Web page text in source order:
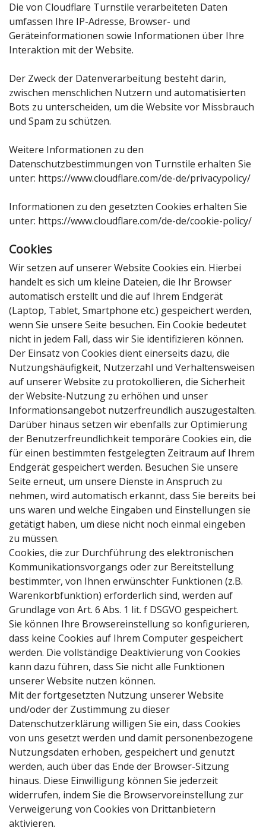
Die von Cloudflare Turnstile verarbeiteten Daten
umfassen Ihre IP-Adresse, Browser- und
Geräteinformationen sowie Informationen über Ihre
Interaktion mit der Website.
Der Zweck der Datenverarbeitung besteht darin,
zwischen menschlichen Nutzern und automatisierten
Bots zu unterscheiden, um die Website vor Missbrauch
und Spam zu schützen.
Weitere Informationen zu den
Datenschutzbestimmungen von Turnstile erhalten Sie
unter: https://www.cloudflare.com/de-de/privacypolicy/
Informationen zu den gesetzten Cookies erhalten Sie
unter: https://www.cloudflare.com/de-de/cookie-policy/
Cookies
Wir setzen auf unserer Website Cookies ein. Hierbei
handelt es sich um kleine Dateien, die Ihr Browser
automatisch erstellt und die auf Ihrem Endgerät
(Laptop, Tablet, Smartphone etc.) gespeichert werden,
wenn Sie unsere Seite besuchen. Ein Cookie bedeutet
nicht in jedem Fall, dass wir Sie identifizieren können.
Der Einsatz von Cookies dient einerseits dazu, die
Nutzungshäufigkeit, Nutzerzahl und Verhaltensweisen
auf unserer Website zu protokollieren, die Sicherheit
der Website-Nutzung zu erhöhen und unser
Informationsangebot nutzerfreundlich auszugestalten.
Darüber hinaus setzen wir ebenfalls zur Optimierung
der Benutzerfreundlichkeit temporäre Cookies ein, die
für einen bestimmten festgelegten Zeitraum auf Ihrem
Endgerät gespeichert werden. Besuchen Sie unsere
Seite erneut, um unsere Dienste in Anspruch zu
nehmen, wird automatisch erkannt, dass Sie bereits bei
uns waren und welche Eingaben und Einstellungen sie
getätigt haben, um diese nicht noch einmal eingeben
zu müssen.
Cookies, die zur Durchführung des elektronischen
Kommunikationsvorgangs oder zur Bereitstellung
bestimmter, von Ihnen erwünschter Funktionen (z.B.
Warenkorbfunktion) erforderlich sind, werden auf
Grundlage von Art. 6 Abs. 1 lit. f DSGVO gespeichert.
Sie können Ihre Browsereinstellung so konfigurieren,
dass keine Cookies auf Ihrem Computer gespeichert
werden. Die vollständige Deaktivierung von Cookies
kann dazu führen, dass Sie nicht alle Funktionen
unserer Website nutzen können.
Mit der fortgesetzten Nutzung unserer Website
und/oder der Zustimmung zu dieser
Datenschutzerklärung willigen Sie ein, dass Cookies
von uns gesetzt werden und damit personenbezogene
Nutzungsdaten erhoben, gespeichert und genutzt
werden, auch über das Ende der Browser-Sitzung
hinaus. Diese Einwilligung können Sie jederzeit
widerrufen, indem Sie die Browservoreinstellung zur
Verweigerung von Cookies von Drittanbietern
aktivieren.